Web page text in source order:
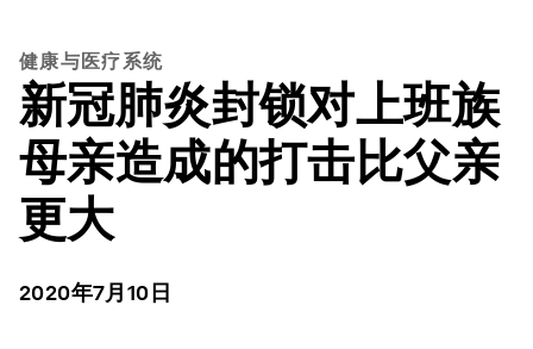
健康与医疗系统
新冠肺炎封锁对上班族
母亲造成的打击比父亲
更大
2020年7月10日